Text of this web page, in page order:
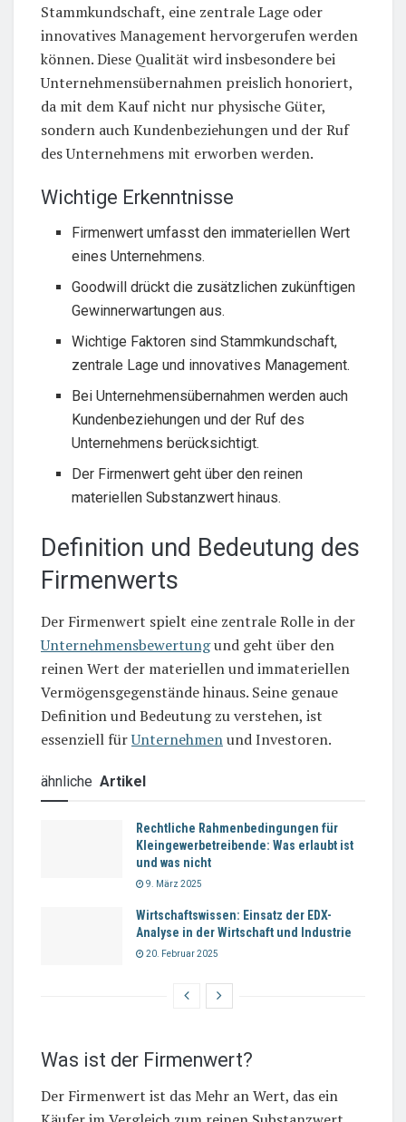
Stammkundschaft, eine zentrale Lage oder
innovatives Management hervorgerufen werden
können. Diese Qualität wird insbesondere bei
Unternehmensübernahmen preislich honoriert,
da mit dem Kauf nicht nur physische Güter,
sondern auch Kundenbeziehungen und der Ruf
des Unternehmens mit erworben werden.
Wichtige Erkenntnisse
Firmenwert umfasst den immateriellen Wert
eines Unternehmens.
Goodwill drückt die zusätzlichen zukünftigen
Gewinnerwartungen aus.
Wichtige Faktoren sind Stammkundschaft,
zentrale Lage und innovatives Management.
Bei Unternehmensübernahmen werden auch
Kundenbeziehungen und der Ruf des
Unternehmens berücksichtigt.
Der Firmenwert geht über den reinen
materiellen Substanzwert hinaus.
Definition und Bedeutung des
Firmenwerts
Der Firmenwert spielt eine zentrale Rolle in der
Unternehmensbewertungund geht über den
reinen Wert der materiellen und immateriellen
Vermögensgegenstände hinaus. Seine genaue
Definition und Bedeutung zu verstehen, ist
essenziell fürUnternehmenund Investoren.
ähnliche Artikel
Rechtliche Rahmenbedingungen für
Kleingewerbetreibende: Was erlaubt ist
und was nicht
9. März 2025
Wirtschaftswissen: Einsatz der EDX-
Analyse in der Wirtschaft und Industrie
20. Februar 2025
Was ist der Firmenwert?
Der Firmenwert ist das Mehr an Wert, das ein